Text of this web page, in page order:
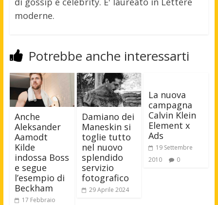
moderne.
Potrebbe anche interessarti
Anche
Aleksander
Aamodt
Kilde
indossa Boss
e segue
l’esempio di
Beckham
17 Febbraio
Damiano dei
Maneskin si
toglie tutto
nel nuovo
splendido
servizio
fotografico
29 Aprile 2024
La nuova
campagna
Calvin Klein
Element x
Ads
19 Settembre
2010
0